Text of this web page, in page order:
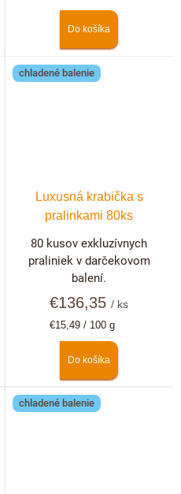
Do košíka
chladené balenie
Luxusná krabička s
pralinkami 80ks
€136,35/ ks
Jednotková
€15,49 / 100 g
Do košíka
80 kusov exkluzívnych
praliniek v darčekovom
balení.
chladené balenie